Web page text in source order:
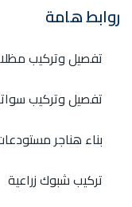
روابط هامة
تفصيل وتركيب
تفصيل وتركيب
بناء هناجر
تركيب شبوك زراعية